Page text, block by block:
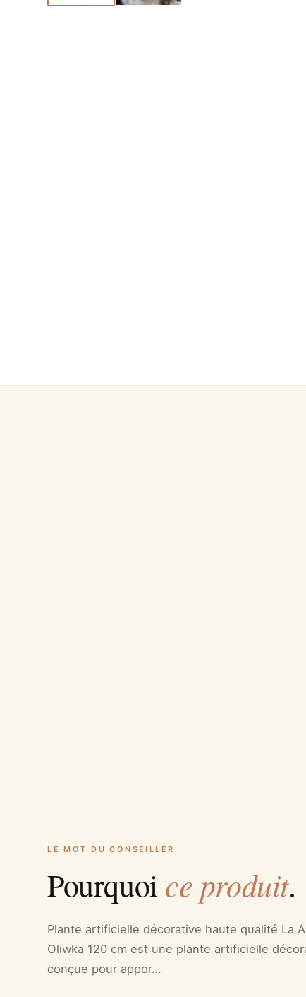
LE MOT DU CONSEILLER
Pourquoi ce produit.
Plante artificielle décorative haute qualité La
Oliwka 120 cm est une plante artificielle
conçue pour appor…